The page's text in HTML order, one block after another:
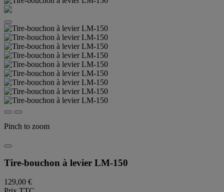
Pinch to zoom
Tire-bouchon à levier LM-150
129,00 €